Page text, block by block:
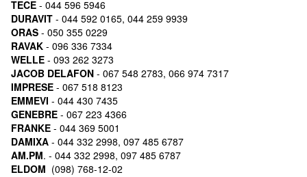
TECE - 044 596 5946
DURAVIT - 044 592 0165, 044 259 9939
ORAS - 050 355 0229
RAVAK - 096 336 7334
WELLE - 093 262 3273
JACOB DELAFON - 067 548 2783, 066 974 7317
IMPRESE - 067 518 8123
EMMEVI - 044 430 7435
GENEBRE - 067 223 4366
FRANKE - 044 369 5001
DAMIXA - 044 332 2998, 097 485 6787
AM.PM. - 044 332 2998, 097 485 6787
ELDOM (098) 768-12-02